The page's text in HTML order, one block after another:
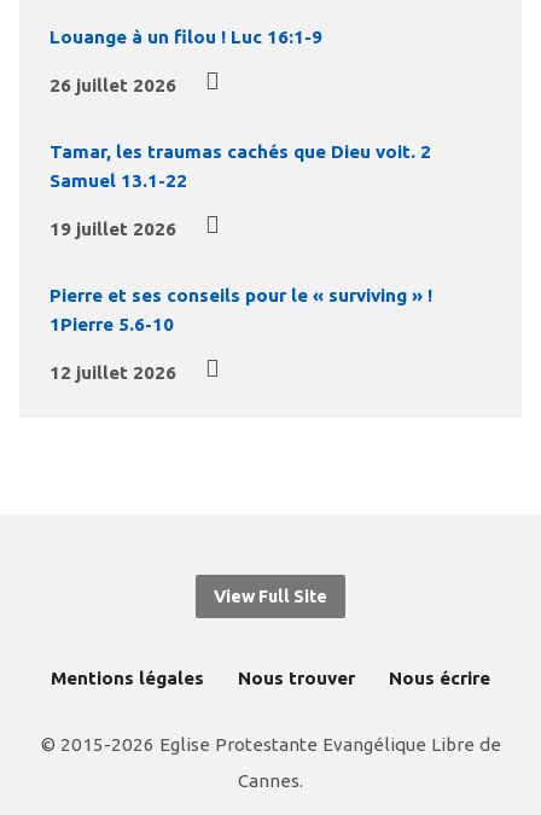
Louange à un filou ! Luc 16:1-9
26 juillet 2026
Tamar, les traumas cachés que Dieu voit. 2
Samuel 13.1-22
19 juillet 2026
Pierre et ses conseils pour le « surviving » !
1Pierre 5.6-10
12 juillet 2026
View Full Site
Mentions légales Nous trouver Nous écrire
© 2015-2026 Eglise Protestante Evangélique Libre de
Cannes.